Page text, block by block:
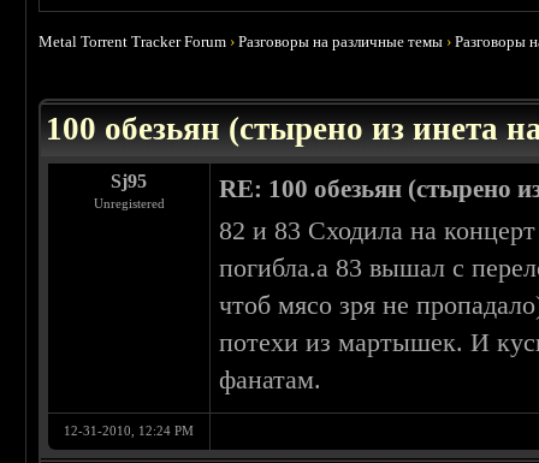
Metal Torrent Tracker Forum ›Разговоры на различные темы ›Разговоры
100 обезьян (стырено из инета
Sj95
Unregistered
RE: 100 обезьян (стырено
82 и 83 Сходила на
погибла.а 83 вышал с
чтоб мясо зря не
потехи из мартышек. И
фанатам.
12-31-2010, 12:24 PM